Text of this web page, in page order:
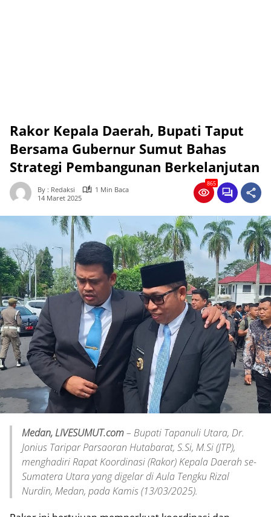
Rakor Kepala Daerah, Bupati Taput
Bersama Gubernur Sumut Bahas
Strategi Pembangunan Berkelanjutan
By : Redaksi
1 Min Baca
14 Maret 2025
865
Medan, LIVESUMUT.com– Bupati Tapanuli Utara, Dr.
Jonius Taripar Parsaoran Hutabarat, S.Si, M.Si (JTP),
menghadiri Rapat Koordinasi (Rakor) Kepala Daerah se-
Sumatera Utara yang digelar di Aula Tengku Rizal
Nurdin, Medan, pada Kamis (13/03/2025).